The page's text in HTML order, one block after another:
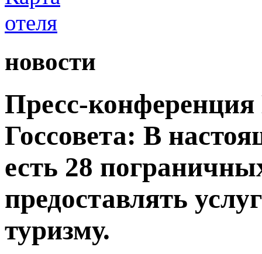
новости
Пресс-
Госсовета: В
есть 28
предоставлять
туризму.